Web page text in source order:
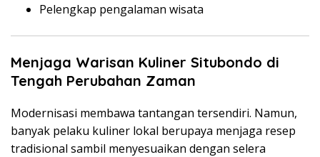
Pelengkap pengalaman wisata
Menjaga Warisan Kuliner Situbondo di
Tengah Perubahan Zaman
Modernisasi membawa tantangan tersendiri. Namun,
banyak pelaku kuliner lokal berupaya menjaga resep
tradisional sambil menyesuaikan dengan selera